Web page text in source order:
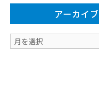
アーカイブ
ア